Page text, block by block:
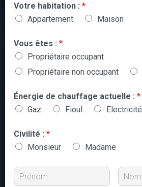
Votre habitation : *
Appartement
Maison
Vous êtes : *
Propriétaire occupant
Propriétaire non occupant
Énergie de chauffage actuelle : *
Gaz
Fioul Electricité
Civilité : *
Monsieur
Madame